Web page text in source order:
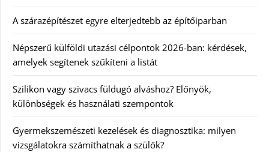
A szárazépítészet egyre elterjedtebb az építőiparban
Népszerű külföldi utazási célpontok 2026-ban: kérdések,
amelyek segítenek szűkíteni a listát
Szilikon vagy szivacs füldugó alváshoz? Előnyök,
különbségek és használati szempontok
Gyermekszemészeti kezelések és diagnosztika: milyen
vizsgálatokra számíthatnak a szülők?